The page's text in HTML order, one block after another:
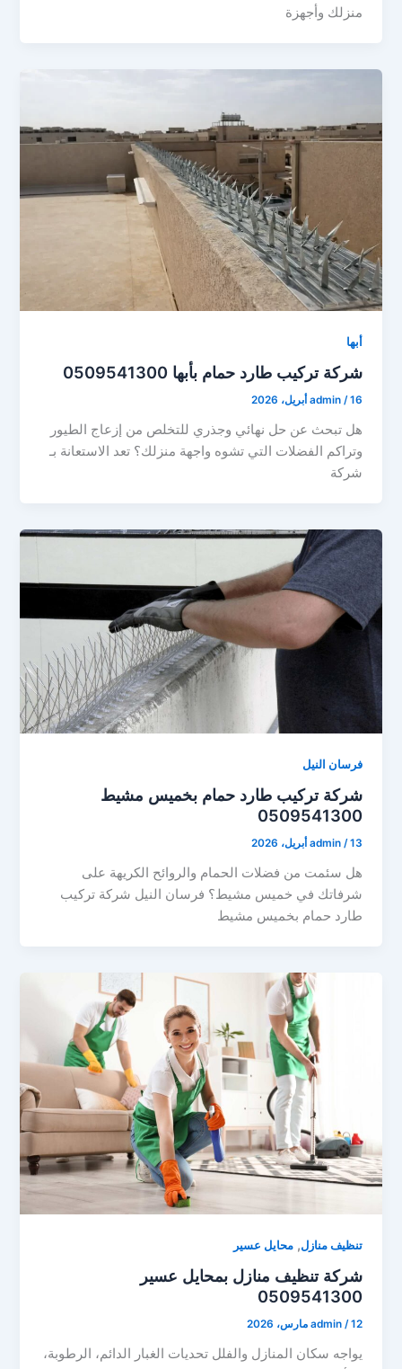
منزلك وأجهزة
أبها
شركة تركيب طارد حمام بأبها 0509541300
admin /16 أبريل، 2026
هل تبحث عن حل نهائي وجذري للتخلص من إزعاج الطيور
وتراكم الفضلات التي تشوه واجهة منزلك؟ تعد الاستعانة بـ
شركة
فرسان النيل
شركة تركيب طارد حمام بخميس مشيط
0509541300
admin /13 أبريل، 2026
هل سئمت من فضلات الحمام والروائح الكريهة على
شرفاتك في خميس مشيط؟ فرسان النيل شركة تركيب
طارد حمام بخميس مشيط
تنظيف منازل,محايل عسير
شركة تنظيف منازل بمحايل عسير
0509541300
admin /12 مارس، 2026
يواجه سكان المنازل والفلل تحديات الغبار الدائم، الرطوبة،